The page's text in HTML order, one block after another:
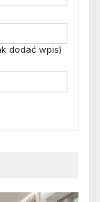
dodać wpis)